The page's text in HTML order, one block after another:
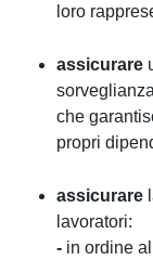
loro
assicurare
che
propri
assicurare
lavoratori:
- in ordine